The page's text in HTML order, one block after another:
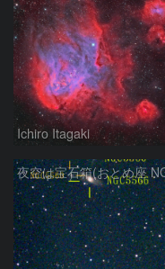
Ichiro Itagaki